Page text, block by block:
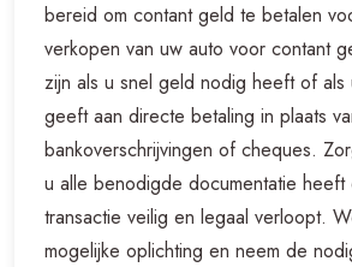
bereid om contant geld te betalen
verkopen van uw auto voor contant
zijn als u snel geld nodig heeft of
geeft aan directe betaling in plaats
bankoverschrijvingen of cheques.
u alle benodigde documentatie
transactie veilig en legaal verloopt.
mogelijke oplichting en neem de